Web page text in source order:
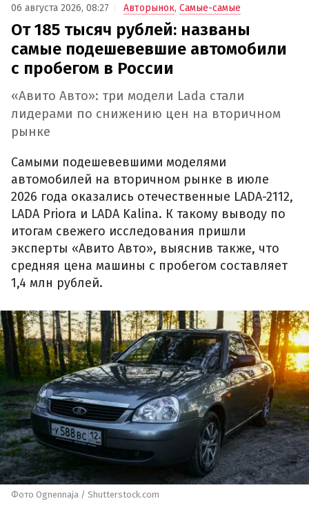
06 августа 2026, 08:27 Авторынок, Самые-самые
От 185 тысяч рублей: названы
самые подешевевшие автомобили
с пробегом в России
«Авито Авто»: три модели Lada стали
лидерами по снижению цен на вторичном
рынке
Самыми подешевевшими моделями
автомобилей на вторичном рынке в июле
2026 года оказались отечественные LADA-2112,
LADA Priora и LADA Kalina. К такому выводу по
итогам свежего исследования пришли
эксперты «Авито Авто», выяснив также, что
средняя цена машины с пробегом составляет
1,4 млн рублей.
Фото Ognennaja / Shutterstock.com